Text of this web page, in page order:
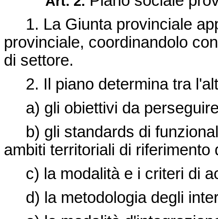
1. La Giunta provinciale
provinciale, coordinandolo
di settore.
2. Il piano determina tra
a) gli obiettivi da
b) gli standards di
ambiti territoriali di riferimento
c) la modalità e i criteri di
d) la metodologia degli